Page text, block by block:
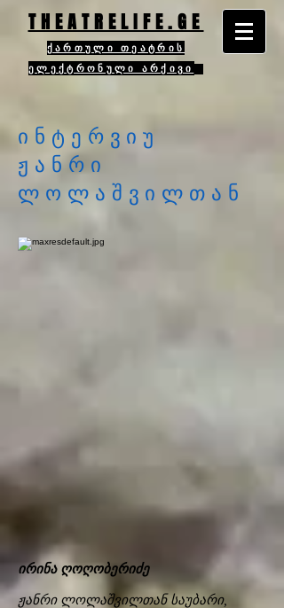
THEATRELIFE.GE
ქართული თეატრის
ელექტრონული არქივი
ინტერვიუ
ჟანრი
ლოლაშვილთან
ირინა ღოღობერიძე
ჟანრი ლოლაშვილთან საუბარი,